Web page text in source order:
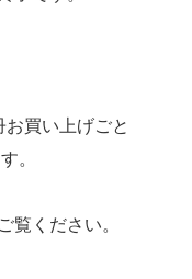
買い上げごと
。
覧ください。